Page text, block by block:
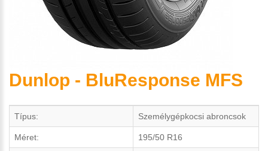
Dunlop - BluResponse MFS
Típus: Személygépkocsi abroncsok
Méret: 195/50 R16